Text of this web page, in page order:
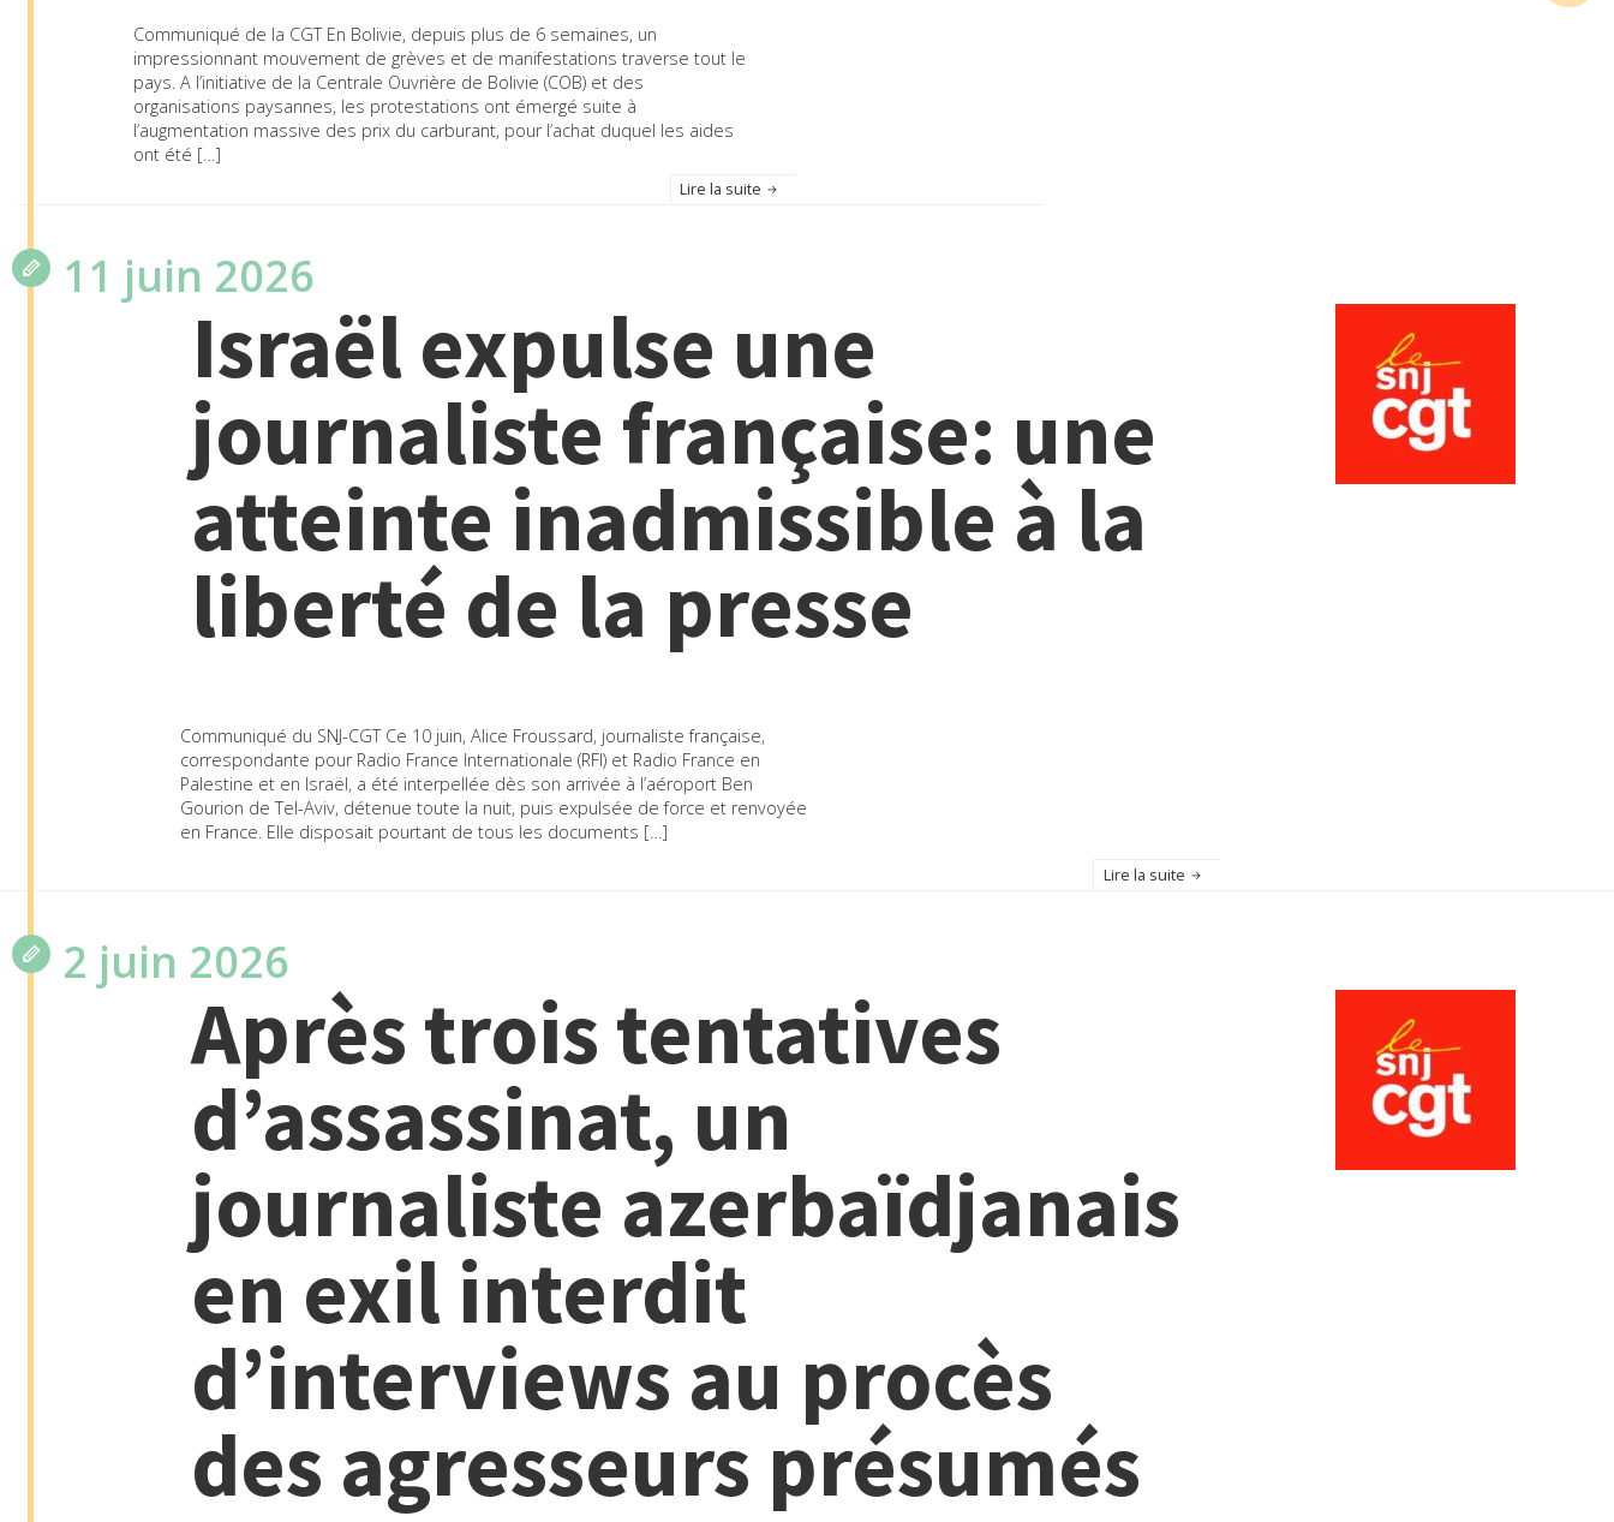
Communiqué de la CGT En Bolivie, depuis plus de 6 semaines, un
impressionnant mouvement de grèves et de manifestations traverse tout le
pays. A l’initiative de la Centrale Ouvrière de Bolivie (COB) et des
organisations paysannes, les protestations ont émergé suite à
l’augmentation massive des prix du carburant, pour l’achat duquel les aides
ont été […]
Lire la suite
11 juin 2026
Israël expulse une
journaliste française: une
atteinte inadmissible à la
liberté de la presse
Communiqué du SNJ-CGT Ce 10 juin, Alice Froussard, journaliste française,
correspondante pour Radio France Internationale (RFI) et Radio France en
Palestine et en Israël, a été interpellée dès son arrivée à l’aéroport Ben
Gourion de Tel-Aviv, détenue toute la nuit, puis expulsée de force et renvoyée
en France. Elle disposait pourtant de tous les documents […]
Lire la suite
2 juin 2026
Après trois tentatives
d’assassinat, un
journaliste azerbaïdjanais
en exil interdit
d’interviews au procès
des agresseurs présumés